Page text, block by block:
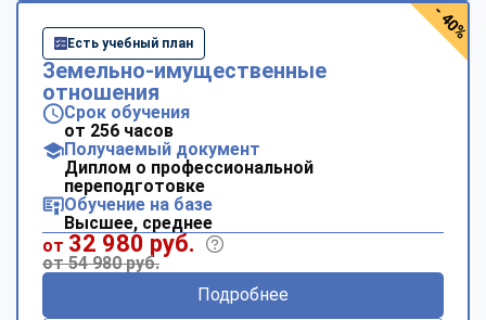
Есть учебный план
Земельно-имущественные
отношения
Срок обучения
от 256 часов
Получаемый документ
Диплом о профессиональной
переподготовке
Обучение на базе
Высшее, среднее
от 32 980 руб.
от 54 980 руб.
Подробнее
- 40%